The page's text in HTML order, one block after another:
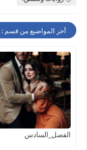
أخر المواضيع من قسم
الفصل_السادس